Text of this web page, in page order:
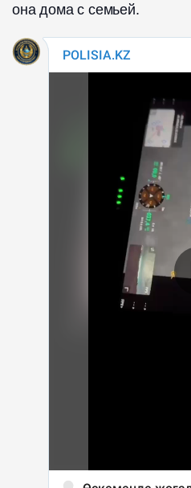
она дома с семьей.